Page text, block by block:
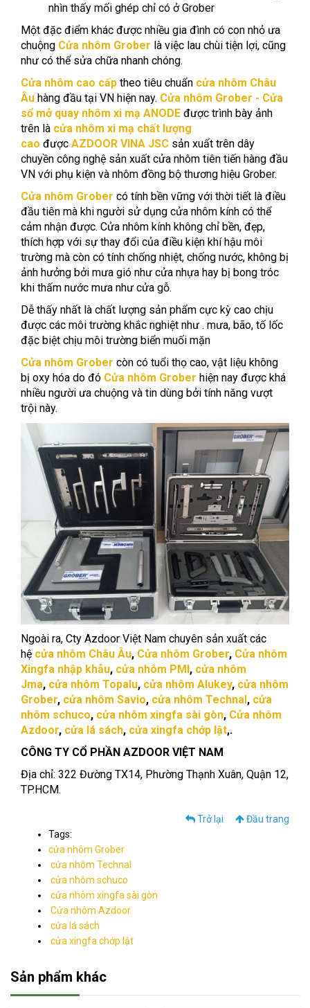
nhìn thấy mối ghép chỉ có ở Grober
Một đặc điểm khác được nhiều gia đình có con nhỏ ưa
chuộng Cửa nhôm Grober là việc lau chùi tiện lợi, cũng
như có thể sửa chữa nhanh chóng.
Cửa nhôm cao cấp theo tiêu chuẩn cửa nhôm Châu
Âu hàng đầu tại VN hiện nay. Cửa nhôm Grober - Cửa
sổ mở quay nhôm xi mạ ANODE được trình bày ảnh
trên là cửa nhôm xi mạ chất lượng
cao được AZDOOR VINA JSC sản xuất trên dây
chuyền công nghệ sản xuất cửa nhôm tiên tiến hàng đầu
VN với phụ kiện và nhôm đồng bộ thương hiệu Grober.
Cửa nhôm Grober có tính bền vững với thời tiết là điều
đầu tiên mà khi người sử dụng cửa nhôm kính có thể
cảm nhận được. Cửa nhôm kính không chỉ bền, đẹp,
thích hợp với sự thay đổi của điều kiện khí hậu môi
trường mà còn có tính chống nhiệt, chống nước, không bị
ảnh hưởng bởi mưa gió như cửa nhựa hay bị bong tróc
khi thấm nước mưa như cửa gỗ.
Dễ thấy nhất là chất lượng sản phẩm cực kỳ cao chịu
được các môi trường khắc nghiệt như . mưa, bão, tố lốc
đặc biệt chịu môi trường biển muối mặn
Cửa nhôm Grober còn có tuổi thọ cao, vật liệu không
bị oxy hóa do đó Cửa nhôm Grober hiện nay được khá
nhiều người ưa chuộng và tin dùng bởi tính năng vượt
trội này.
Ngoài ra, Cty Azdoor Việt Nam chuyên sản xuất các
hệ cửa nhôm Châu Âu, Cửa nhôm Grober, Cửa nhôm
Xingfa nhập khẫu, cửa nhôm PMI, cửa nhôm
Jma, cửa nhôm Topalu, cửa nhôm Alukey, cửa nhôm
Grober, cửa nhôm Savio, cửa nhôm Technal, cửa
nhôm schuco, cửa nhôm xingfa sài gòn, Cửa nhôm
Azdoor, cửa lá sách, cửa xingfa chớp lật,.
CÔNG TY CỔ PHẦN AZDOOR VIỆT NAM
Địa chỉ: 322 Đường TX14, Phường Thạnh Xuân, Quận 12,
TP.HCM.
Trở lại
Đầu trang
Tags:
cửa nhôm Grober
cửa nhôm Technal
cửa nhôm schuco
cửa nhôm xingfa sài gòn
Cửa nhôm Azdoor
cửa lá sách
cửa xingfa chớp lật
Sản phẩm khác